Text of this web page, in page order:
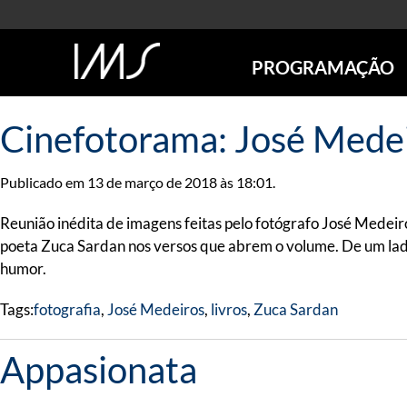
PROGRAMAÇÃO
SÃO PAULO
POÇOS DE CALDAS
EXPOSIÇÕES
ANTERIORES
TOURS VIRTUAIS
Cinefotorama: José
Publicado em 13 de março de 2018 às 18:01.
Reunião inédita de imagens feitas pelo fotógrafo José
poeta Zuca Sardan nos versos que abrem o volume. De um
humor.
Tags:fotografia, José Medeiros, livros, Zuca Sardan
Appasionata